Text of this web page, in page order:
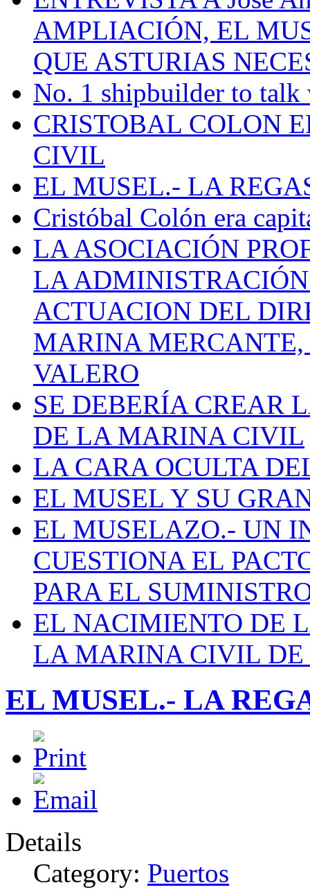
AMPLIACIÓN, EL
QUE ASTURIAS
No. 1 shipbuilder to talk
CRISTOBAL COLON
CIVIL
EL MUSEL.- LA
Cristóbal Colón era
LA ASOCIACIÓN
LA
ACTUACION DEL
MARINA
VALERO
SE DEBERÍA CREAR
DE LA MARINA CIVIL
LA CARA OCULTA
EL MUSEL Y SU
EL MUSELAZO.- UN
CUESTIONA EL
PARA EL
EL NACIMIENTO DE
LA MARINA CIVIL DE
EL MUSEL.- LA
Details
Category: Puertos